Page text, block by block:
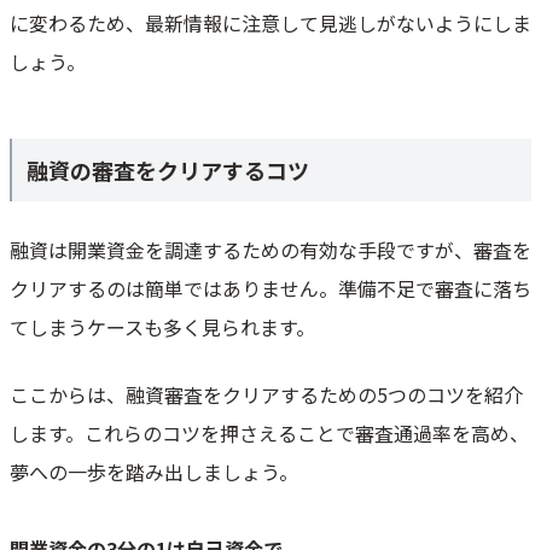
に変わるため、最新情報に注意して見逃しがないようにしま
しょう。
融資の審査をクリアするコツ
融資は開業資金を調達するための有効な手段ですが、審査を
クリアするのは簡単ではありません。準備不足で審査に落ち
てしまうケースも多く見られます。
ここからは、融資審査をクリアするための5つのコツを紹介
します。これらのコツを押さえることで審査通過率を高め、
夢への一歩を踏み出しましょう。